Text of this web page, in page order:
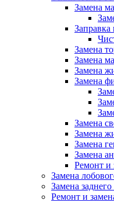
Замена
Заправка
Замена
Замена
Замена
Замена
Замена
Замена
Замена
Замена
Ремонт
Замена
Замена заднего
Ремонт и